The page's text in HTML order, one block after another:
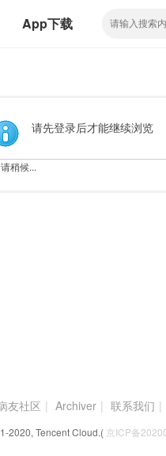
App下载
请先登录后才能继续浏览
请稍候...
友社区 | Archiver | 联系我们 |
2020, Tencent Cloud.( 京ICP备